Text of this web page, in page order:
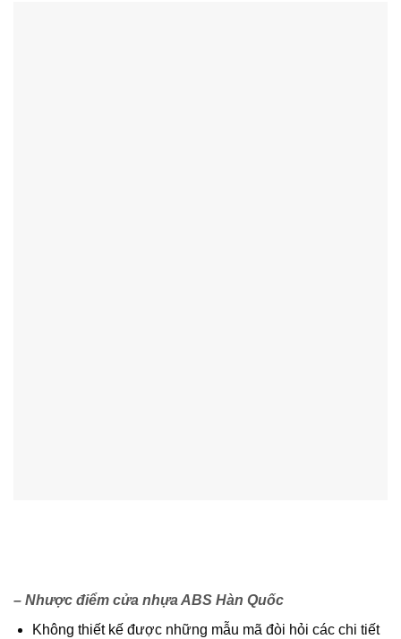
– Nhược điểm cửa nhựa ABS Hàn Quốc
Không thiết kế được những mẫu mã đòi hỏi các chi tiết